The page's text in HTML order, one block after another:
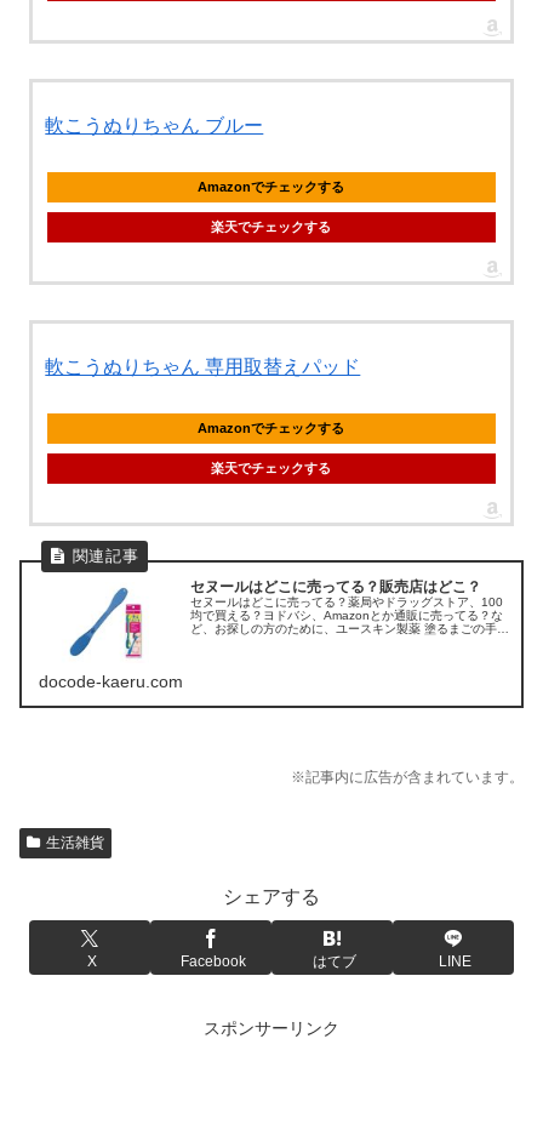
軟こうぬりちゃん ブルー
Amazonでチェックする
楽天でチェックする
軟こうぬりちゃん 専用取替えパッド
Amazonでチェックする
楽天でチェックする
セヌールはどこに売ってる？販売店はどこ？
セヌールはどこに売ってる？薬局やドラッグストア、100
均で買える？ヨドバシ、Amazonとか通販に売ってる？な
ど、お探しの方のために、ユースキン製薬 塗るまごの手
docode-kaeru.com
※記事内に広告が含まれています。
生活雑貨
シェアする
X Facebook はてブ LINE
スポンサーリンク